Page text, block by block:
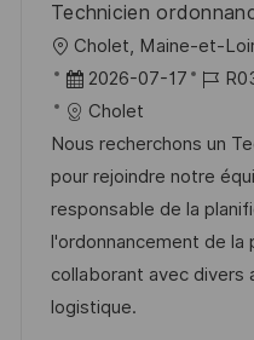
ö
f
f
e
n
t
l
i
c
h
Technicien
O
r
t
Cholet, Maine-et-
D
a
t
u
m
d
e
r
2026-07-17
J
b
-
I
D
Cholet
Nous recherchons un
pour rejoindre notre
responsable de la
l'ordonnancement de la
collaborant avec divers
logistique.